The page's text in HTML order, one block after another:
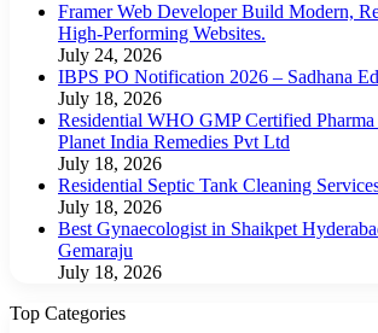
Framer Web Developer Build Modern,
High-Performing Websites.
July 24, 2026
IBPS PO Notification 2026 – Sadhana
July 18, 2026
Residential WHO GMP Certified
Planet India Remedies Pvt Ltd
July 18, 2026
Residential Septic Tank Cleaning
July 18, 2026
Best Gynaecologist in Shaikpet
Gemaraju
July 18, 2026
Top Categories